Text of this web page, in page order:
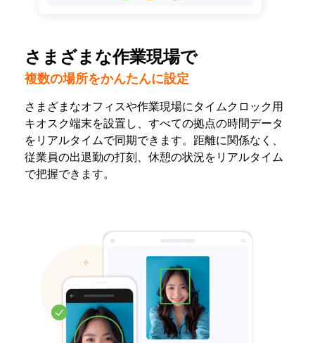
さまざまな作業現場で
複数の場所をかんたんに設定
さまざまなオフィスや作業現場にタイムクロック用
キオスク端末を設置し、すべての拠点の時間データ
をリアルタイムで同期できます。距離に関係なく、
従業員の出退勤の打刻、休憩の状況をリアルタイム
で把握できます。